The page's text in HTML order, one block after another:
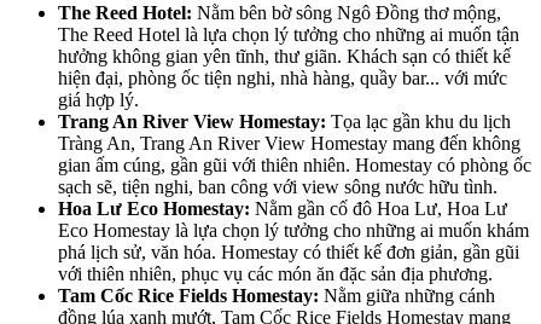
The Reed Hotel: Nằm bên bờ sông Ngô Đồng thơ mộng,
The Reed Hotel là lựa chọn lý tưởng cho những ai muốn tận
hưởng không gian yên tĩnh, thư giãn. Khách sạn có thiết kế
hiện đại, phòng ốc tiện nghi, nhà hàng, quầy bar... với mức
giá hợp lý.
Trang An River View Homestay: Tọa lạc gần khu du lịch
Tràng An, Trang An River View Homestay mang đến không
gian ấm cúng, gần gũi với thiên nhiên. Homestay có phòng ốc
sạch sẽ, tiện nghi, ban công với view sông nước hữu tình.
Hoa Lư Eco Homestay: Nằm gần cố đô Hoa Lư, Hoa Lư
Eco Homestay là lựa chọn lý tưởng cho những ai muốn khám
phá lịch sử, văn hóa. Homestay có thiết kế đơn giản, gần gũi
với thiên nhiên, phục vụ các món ăn đặc sản địa phương.
Tam Cốc Rice Fields Homestay: Nằm giữa những cánh
đồng lúa xanh mướt, Tam Cốc Rice Fields Homestay mang